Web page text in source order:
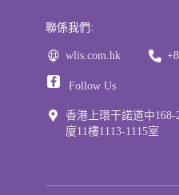
聯係我們:
wlis.com.hk
Follow Us
香港上環干諾道中
廈11樓1113-1115室